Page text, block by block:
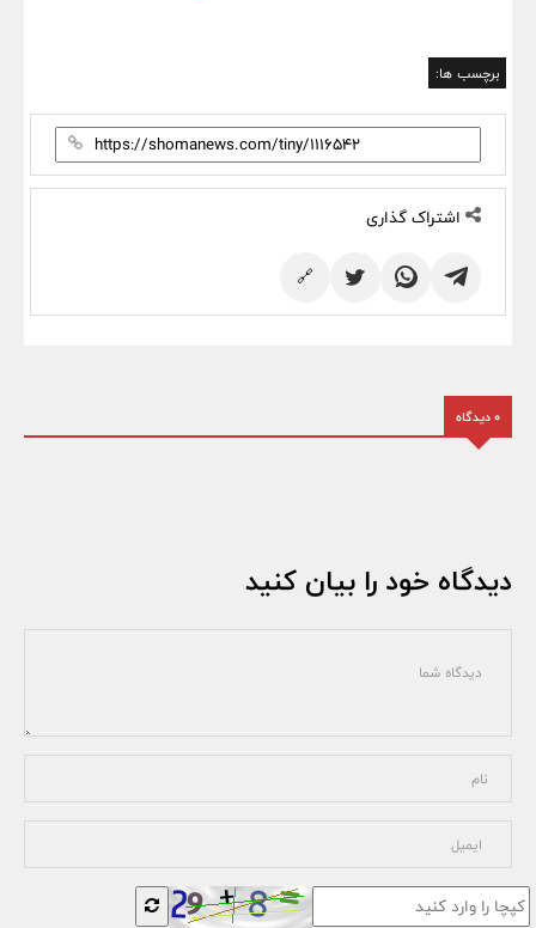
برچسب ها:
اشتراک گذاری
🔗
0 دیدگاه
دیدگاه خود را بیان کنید